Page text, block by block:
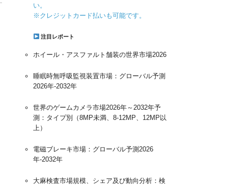
い。
※クレジットカード払いも可能です。
注目レポート
ホイール・アスファルト舗装の世界市場2026
睡眠時無呼吸監視装置市場：グローバル予測
2026年-2032年
世界のゲームカメラ市場2026年～2032年予
測：タイプ別（8MP未満、8-12MP、12MP以
上）
電磁ブレーキ市場：グローバル予測2026
年-2032年
大麻検査市場規模、シェア及び動向分析：検